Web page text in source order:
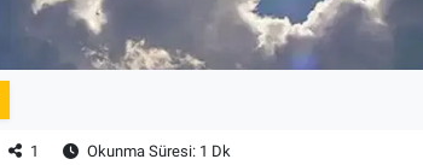
1 Okunma Süresi: 1 Dk